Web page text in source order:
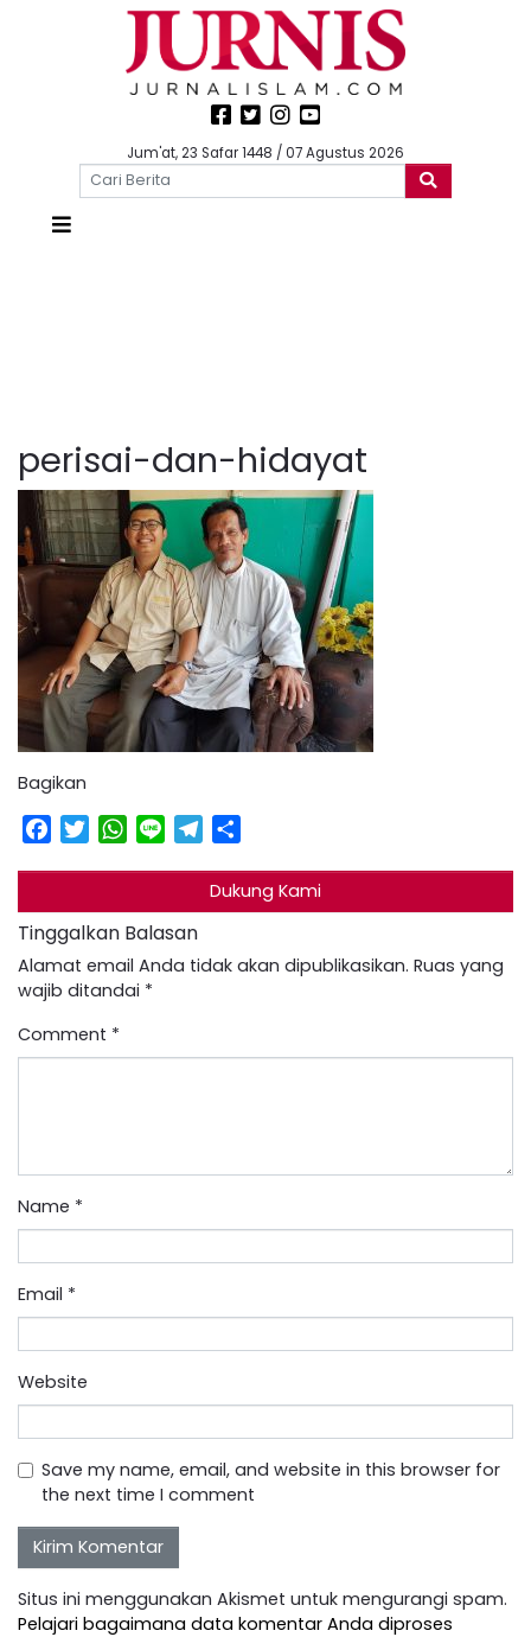
Jum'at, 23 Safar 1448 / 07 Agustus 2026
perisai-dan-hidayat
Bagikan
Facebook
TwitterWhatsApp
Line Telegram
Dukung Kami
Tinggalkan Balasan
Alamat email Anda tidak akan dipublikasikan. Ruas yang
wajib ditandai *
Comment *
Name *
Email *
Website
Save my name, email, and website in this browser for
the next time I comment
Situs ini menggunakan Akismet untuk mengurangi spam.
Pelajari bagaimana data komentar Anda diproses